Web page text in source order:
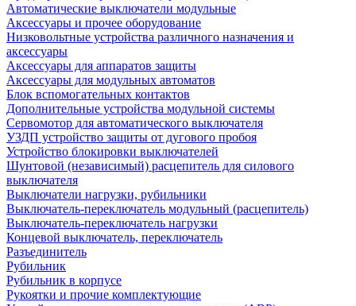
Автоматические выключатели модульные
Аксессуары и прочее оборудование
Низковольтные устройства различного назначения и
аксессуары
Аксессуары для аппаратов защиты
Аксессуары для модульных автоматов
Блок вспомогательных контактов
Дополнительные устройства модульной системы
Сервомотор для автоматического выключателя
УЗДП устройство защиты от дугового пробоя
Устройство блокировки выключателей
Шунтовой (независимый) расцепитель для силового
выключателя
Выключатели нагрузки, рубильники
Выключатель-переключатель модульный (расцепитель)
Выключатель-переключатель нагрузки
Концевой выключатель, переключатель
Разъединитель
Рубильник
Рубильник в корпусе
Рукоятки и прочие комплектующие